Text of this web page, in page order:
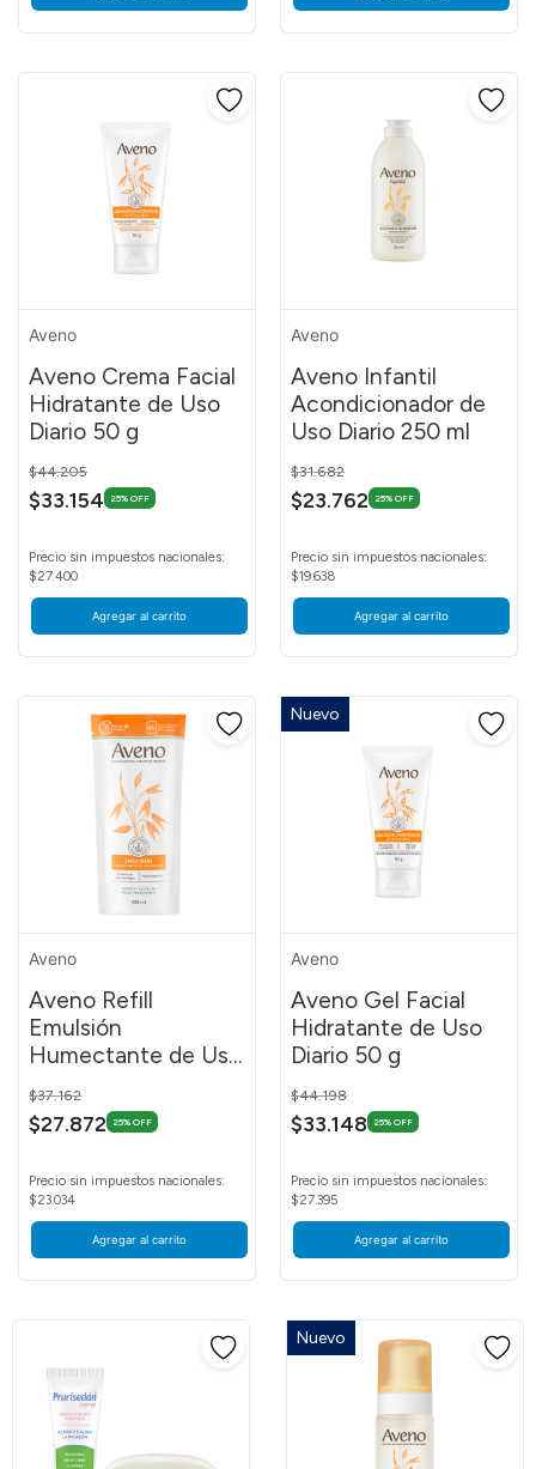
Aveno
Aveno Crema Facial
Hidratante de Uso
Diario 50 g
Price reduced from
$44.205
$33.154 25% OFF
Precio sin impuestos nacionales:
$27.400
Agregar al carrito
Aveno
Aveno Infantil
Acondicionador de
Uso Diario 250 ml
Price reduced from
$31.682
$23.762 25% OFF
Precio sin impuestos nacionales:
$19.638
Agregar al carrito
Aveno
Aveno Refill
Emulsión
Humectante de Uso
Diario 250 ml
Price reduced from
$37.162
$27.872 25% OFF
Precio sin impuestos nacionales:
$23.034
Agregar al carrito
Nuevo
Aveno
Aveno Gel Facial
Hidratante de Uso
Diario 50 g
Price reduced from
$44.198
$33.148 25% OFF
Precio sin impuestos nacionales:
$27.395
Agregar al carrito
Nuevo